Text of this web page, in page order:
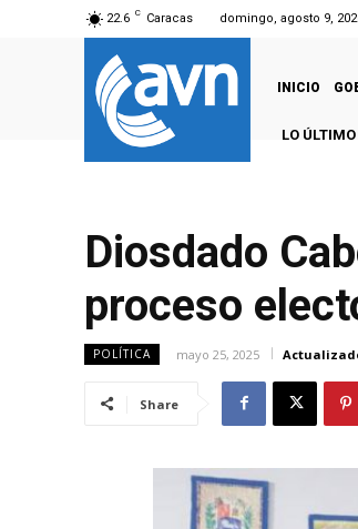
22.6 C Caracas domingo, agosto 9,
INICIO
LO ÚLTIMO
Diosdado
proceso
POLÍTICA mayo 25, 2025
Share